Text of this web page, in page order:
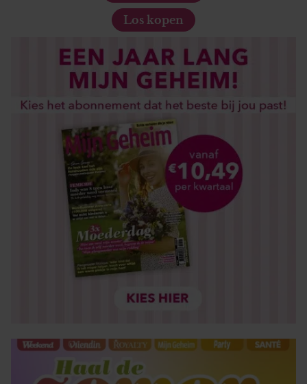
informatie die u aan ze heeft verstrekt of die ze hebben
verzameld op basis van uw gebruik van hun services. U
gebruiken.
Los kopen